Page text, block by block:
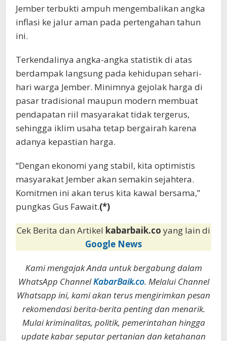
Jember terbukti ampuh mengembalikan angka
inflasi ke jalur aman pada pertengahan tahun
ini.
Terkendalinya angka-angka statistik di atas
berdampak langsung pada kehidupan sehari-
hari warga Jember. Minimnya gejolak harga di
pasar tradisional maupun modern membuat
pendapatan riil masyarakat tidak tergerus,
sehingga iklim usaha tetap bergairah karena
adanya kepastian harga.
“Dengan ekonomi yang stabil, kita optimistis
masyarakat Jember akan semakin sejahtera.
Komitmen ini akan terus kita kawal bersama,”
pungkas Gus Fawait.(*)
Cek Berita dan Artikel kabarbaik.co yang lain di
Google News
Kami mengajak Anda untuk bergabung dalam
WhatsApp ChannelKabarBaik.co. Melalui Channel
Whatsapp ini, kami akan terus mengirimkan pesan
rekomendasi berita-berita penting dan menarik.
Mulai kriminalitas, politik, pemerintahan hingga
update kabar seputar pertanian dan ketahanan